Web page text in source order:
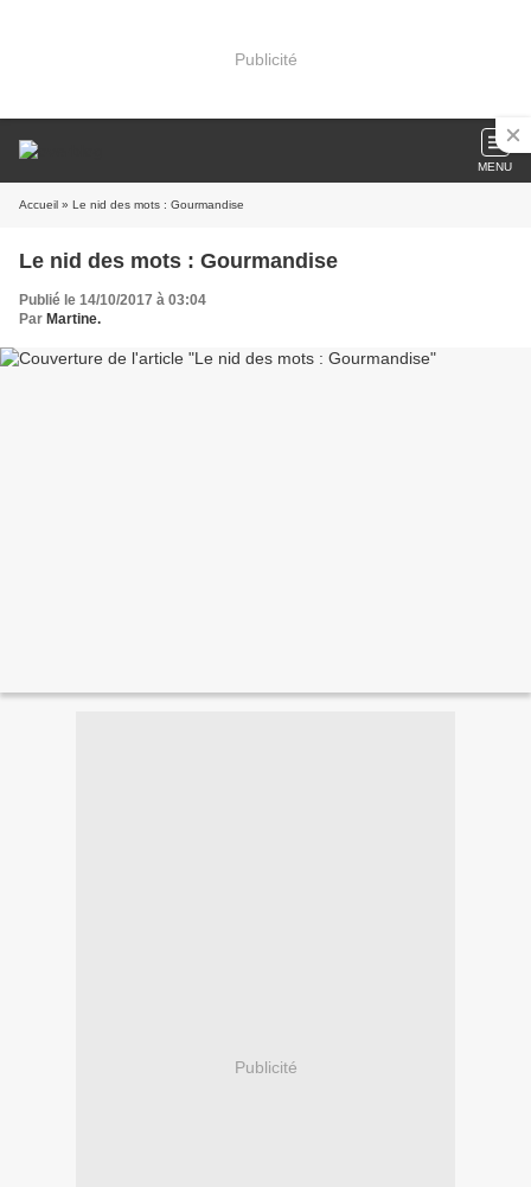
Publicité
MENU
Accueil » Le nid des mots : Gourmandise
Le nid des mots : Gourmandise
Publié le 14/10/2017 à 03:04
Par Martine.
Publicité